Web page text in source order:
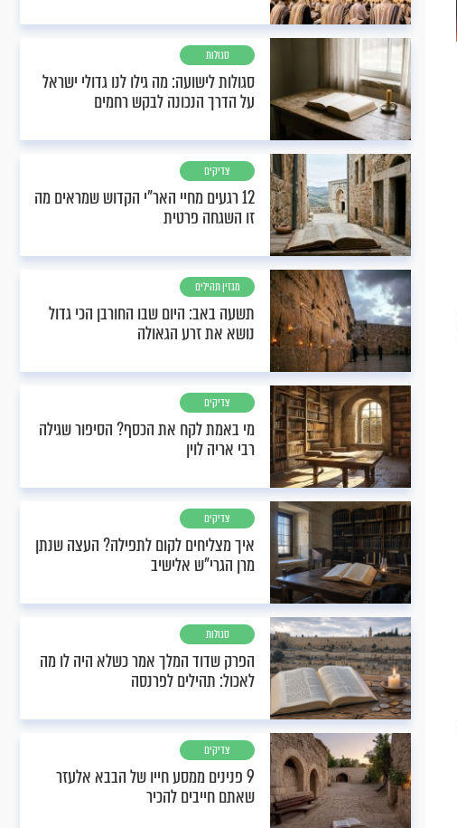
סגולות
סגולות לישועה: מה גילו לנו גדולי ישראל
על הדרך הנכונה לבקש רחמים
צדיקים
12 רגעים מחיי האר"י הקדוש שמראים מה
זו השגחה פרטית
מגזין תהילים
תשעה באב: היום שבו החורבן הכי גדול
נושא את זרע הגאולה
צדיקים
מי באמת לקח את הכסף? הסיפור שגילה
רבי אריה לוין
צדיקים
איך מצליחים לקום לתפילה? העצה שנתן
מרן הגרי"ש אלישיב
סגולות
הפרק שדוד המלך אמר כשלא היה לו מה
לאכול: תהילים לפרנסה
צדיקים
9 פנינים ממסע חייו של הבבא אלעזר
שאתם חייבים להכיר